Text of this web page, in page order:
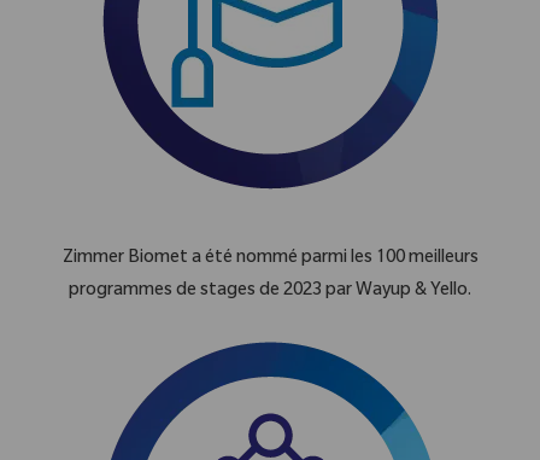
Zimmer Biomet a été nommé parmi les 100 meilleurs
programmes de stages de 2023 par Wayup & Yello.